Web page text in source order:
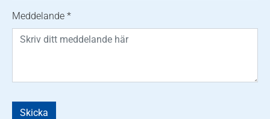
Meddelande *
Skicka